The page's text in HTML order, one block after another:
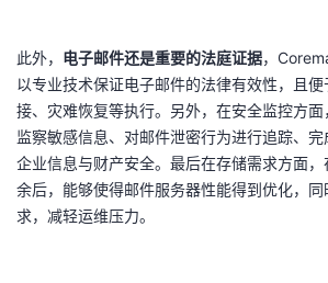
此外， 电子邮件还是重要的法庭证据，
以专业技术保证电子邮件的法律有效性，且
接、灾难恢复等执行。另外，在安全监控方
监察敏感信息、对邮件泄密行为进行追踪、
企业信息与财产安全。最后在存储需求方面
余后，能够使得邮件服务器性能得到优化，
求，减轻运维压力。